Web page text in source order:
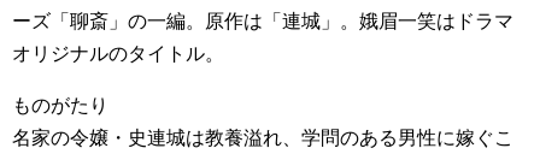
ーズ「聊斎」の一編。原作は「連城」。娥眉一笑はドラマ
オリジナルのタイトル。
ものがたり
名家の令嬢・史連城は教養溢れ、学問のある男性に嫁ぐこ